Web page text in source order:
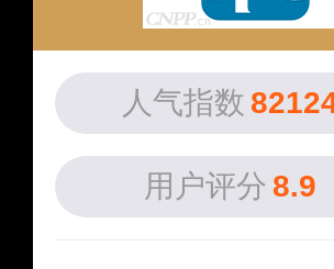
人气指数
用户评分 8.9